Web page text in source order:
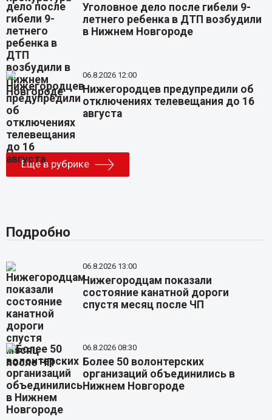
Уголовное дело после гибели 9-
летнего ребенка в ДТП возбудили
в Нижнем Новгороде
06.8.2026 12:00
Нижегородцев предупредили об
отключениях телевещания до 16
августа
Еще в рубрике
Подробно
06.8.2026 13:00
Нижегородцам показали
состояние канатной дороги
спустя месяц после ЧП
06.8.2026 08:30
Более 50 волонтерских
организаций объединились в
Нижнем Новгороде